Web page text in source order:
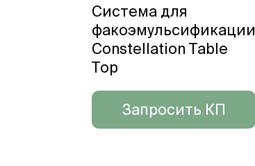
Система для
факоэмульсификации
Constellation Table
Top
Запросить КП